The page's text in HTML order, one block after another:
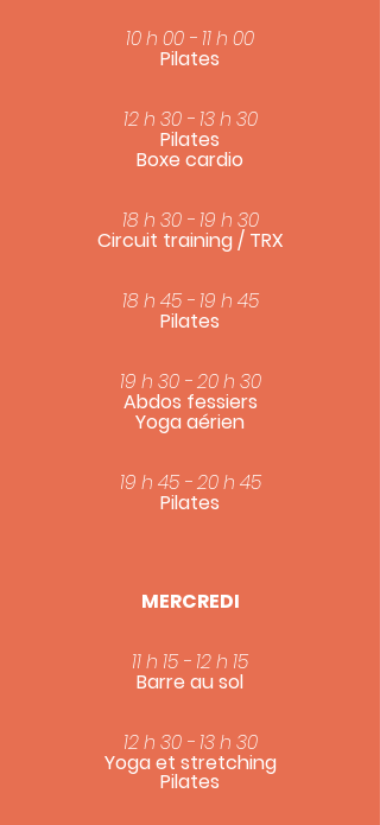
10 h 00 - 11 h 00
Pilates
12 h 30 - 13 h 30
Pilates
Boxe cardio
18 h 30 - 19 h 30
Circuit training / TRX
18 h 45 - 19 h 45
Pilates
19 h 30 - 20 h 30
Abdos fessiers
Yoga aérien
19 h 45 - 20 h 45
Pilates
MERCREDI
11 h 15 - 12 h 15
Barre au sol
12 h 30 - 13 h 30
Yoga et stretching
Pilates